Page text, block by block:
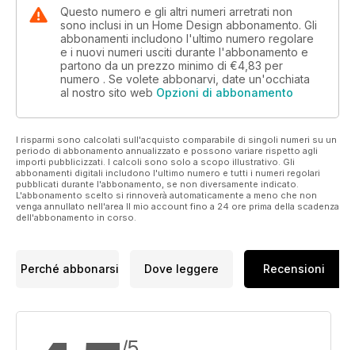
Questo numero e gli altri numeri arretrati non
sono inclusi in un Home Design abbonamento. Gli
abbonamenti includono l'ultimo numero regolare
e i nuovi numeri usciti durante l'abbonamento e
partono da un prezzo minimo di €4,83 per
numero . Se volete abbonarvi, date un'occhiata
al nostro sito web Opzioni di abbonamento
I risparmi sono calcolati sull'acquisto comparabile di singoli numeri su un
periodo di abbonamento annualizzato e possono variare rispetto agli
importi pubblicizzati. I calcoli sono solo a scopo illustrativo. Gli
abbonamenti digitali includono l'ultimo numero e tutti i numeri regolari
pubblicati durante l'abbonamento, se non diversamente indicato.
L'abbonamento scelto si rinnoverà automaticamente a meno che non
venga annullato nell'area Il mio account fino a 24 ore prima della scadenza
dell'abbonamento in corso.
Perché abbonarsi Dove leggere Recensioni